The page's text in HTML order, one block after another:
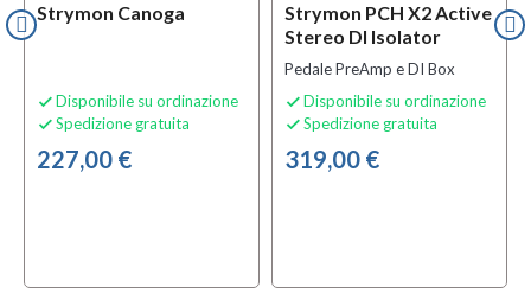
Strymon Canoga
 Disponibile su ordinazione
 Spedizione gratuita
227,00 €
Strymon PCH X2 Active
Stereo DI Isolator
Pedale PreAmp e DI Box
 Disponibile su ordinazione
 Spedizione gratuita
319,00 €